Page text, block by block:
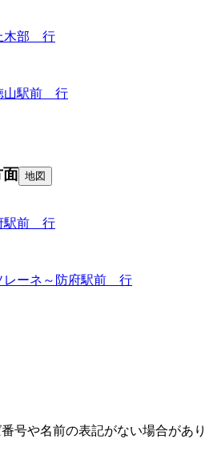
木部 行
山駅前 行
面 地図
駅前 行
レーネ～防府駅前 行
号や名前の表記がない場合があり